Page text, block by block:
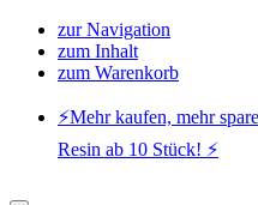
zur Navigation
zum Inhalt
zum Warenkorb
⚡️Mehr kaufen, mehr
Resin ab 10 Stück! ⚡️